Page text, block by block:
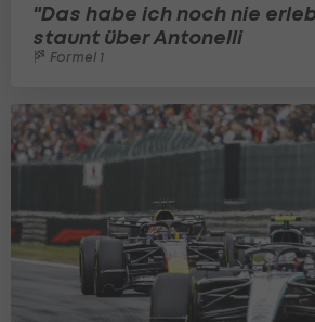
"Das habe ich noch nie
staunt über Antonelli
Formel 1